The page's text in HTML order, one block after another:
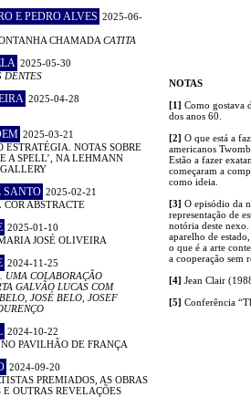
E PEDRO ALVES 2025-06-
CHAMADA CATITA
2025-05-30
DENTES
2025-04-28
2025-03-21
ESTRATÉGIA. NOTAS SOBRE
A SPELL’, NA LEHMANN
SANTO 2025-02-21
COR ABSTRACTE
2025-01-10
JOSÉ OLIVEIRA
2024-11-25
UMA COLABORAÇÃO
GALVÃO LUCAS COM
JOSÉ BELO, JOSEF
2024-10-22
PAVILHÃO DE FRANÇA
2024-09-20
PREMIADOS, AS OBRAS
OUTRAS REVELAÇÕES
NOTAS
[1] Como gostava
dos anos 60.
[2] O que está a
americanos
Estão a fazer
começaram a
como ideia.
[3] O episódio da
representação de
notória deste
aparelho de
o que é a arte
a cooperação sem
[4] Jean Clair
[5] Conferência